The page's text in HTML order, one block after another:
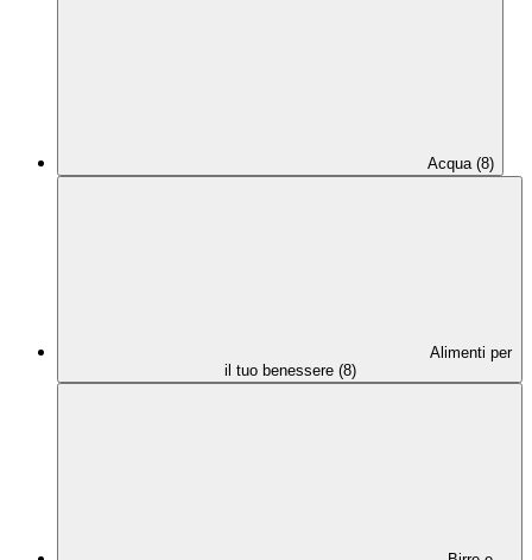
Acqua (8)
Alimenti per
il tuo benessere (8)